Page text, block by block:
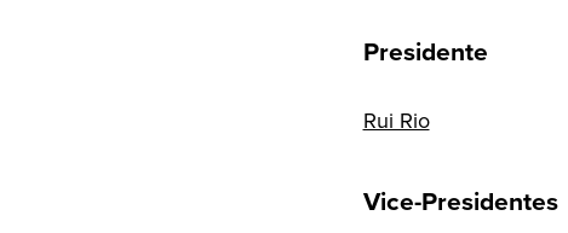
Presidente
Rui Rio
Vice-Presidentes